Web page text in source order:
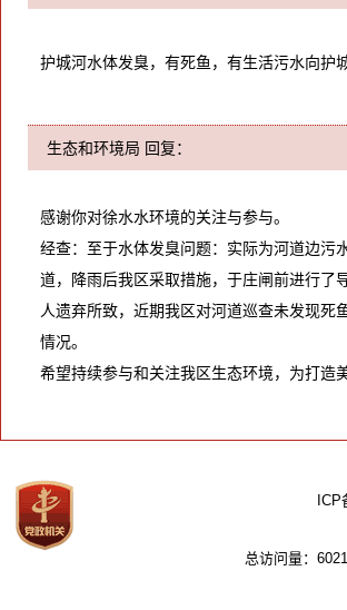
护城河水体发臭，有死鱼，有生活污水向护
生态和环境局 回复：
感谢你对徐水水环境的关注与参与。
经查：至于水体发臭问题：实际为河道边污
道，降雨后我区采取措施，于庄闸前进行
人遗弃所致，近期我区对河道巡查未发现
情况。
希望持续参与和关注我区生态环境，为打造
ICP
总访问量：